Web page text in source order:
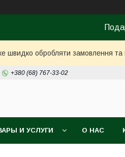
швидко обробляти замовлення
+380 (68) 767-33-02
И УСЛУГИ О НАС